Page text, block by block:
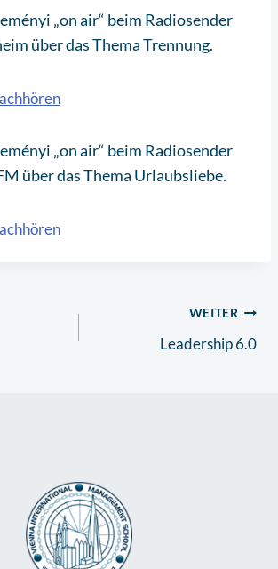
„on air“ beim Radiosender
über das Thema Trennung.
„on air“ beim Radiosender
über das Thema Urlaubsliebe.
WEITER
Leadership 6.0